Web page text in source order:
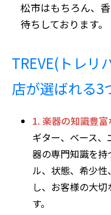
松市はもちろん、
待ちしております。
TREVE(トレリ
店が選ばれる3
1. 楽器の知識豊
ギター、ベース
器の専門知識を
ル、状態、希少
し、お客様の大
す。